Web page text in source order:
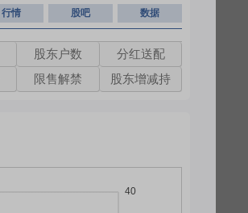
行情 股吧 数据
股东户数
分红送配
限售解禁 股东增减持